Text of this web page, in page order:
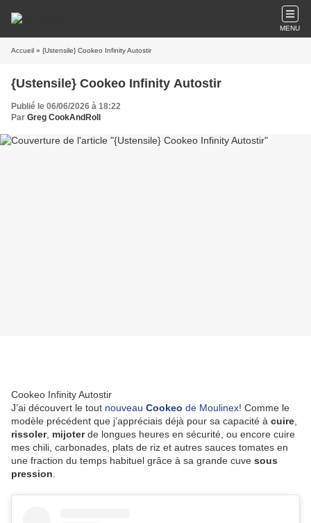
MENU
Accueil » {Ustensile} Cookeo Infinity Autostir
{Ustensile} Cookeo Infinity Autostir
Publié le 06/06/2026 à 18:22
Par Greg CookAndRoll
Cookeo Infinity Autostir
J’ai découvert le tout nouveau Cookeo de Moulinex! Comme le
modèle précédent que j’appréciais déjà pour sa capacité à cuire
rissoler, mijoterde longues heures en sécurité, ou encore cuire
mes chili, carbonades, plats de riz et autres sauces tomates en
une fraction du temps habituel grâce à sa grande cuve sous
pression